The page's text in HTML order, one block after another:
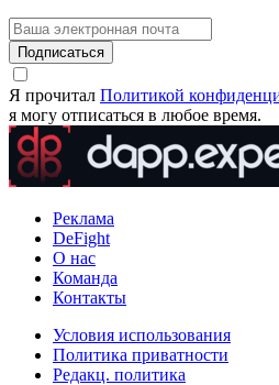
Подписаться
Я прочитал Политикой
я могу отписаться в любое время.
Реклама
DeFight
О нас
Команда
Контакты
Условия использования
Политика приватности
Редакц. политика